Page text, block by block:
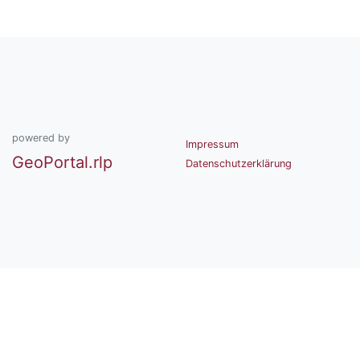
powered by
GeoPortal.rlp
Impressum
Datenschutzerklärung